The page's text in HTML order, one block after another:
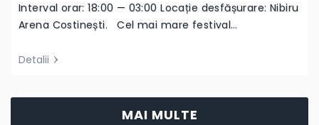
Interval orar: 18:00 — 03:00 Locație desfășurare: Nibiru
Arena Costinești. Cel mai mare festival…
Detalii
MAI MULTE